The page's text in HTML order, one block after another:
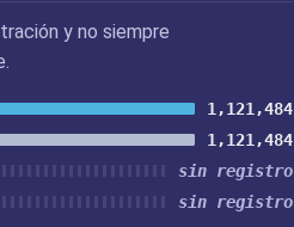
y no siempre
1,121,484
1,121,484
sin registro
sin registro